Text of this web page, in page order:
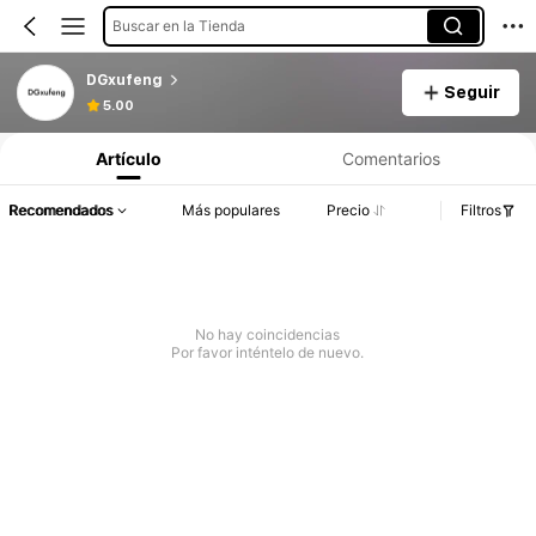
Buscar en la Tienda
DGxufeng
5.00
Seguir
Artículo Comentarios
Recomendados Más populares Precio Filtros
No hay coincidencias
Por favor inténtelo de nuevo.